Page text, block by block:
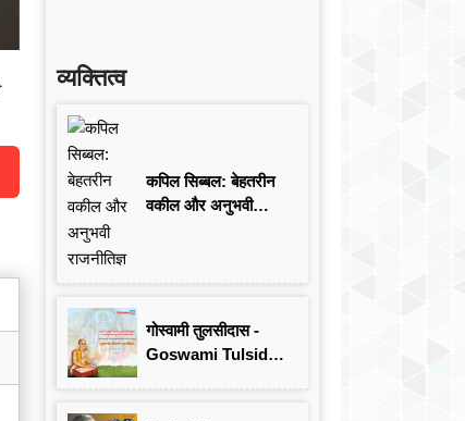
व्यक्तित्व
कपिल सिब्बल: बेहतरीन
वकील और अनुभवी
गोस्वामी तुलसीदास -
Goswami Tulsidas: